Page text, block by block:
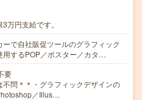
万円支給です。
で自社販促ツールのグラフィック
用するPOP／ポスター／カタ…
要
不問＊＊・グラフィックデザインの
／Illus…